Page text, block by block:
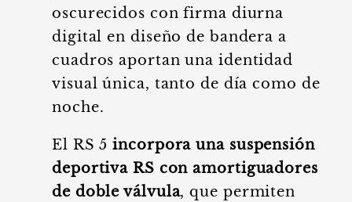
oscurecidos con firma diurna
digital en diseño de bandera a
cuadros aportan una identidad
visual única, tanto de día como de
noche.
El RS 5 incorpora una suspensión
deportiva RS con amortiguadores
de doble válvula, que permiten